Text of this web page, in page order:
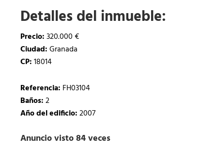
Detalles del inmueble:
Precio:320.000 €
Ciudad:Granada
CP:18014
Referencia: FH03104
Baños:2
Año del edificio:2007
Anuncio visto 84 veces